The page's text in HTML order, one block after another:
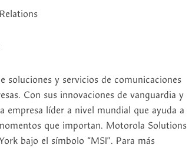
soluciones y servicios de comunicaciones
Con sus innovaciones de vanguardia y
empresa líder a nivel mundial que ayuda a
que importan. Motorola Solutions
bajo el símbolo “MSI”. Para más